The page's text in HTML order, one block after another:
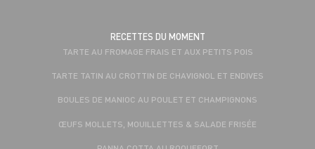
RECETTES DU MOMENT
TARTE AU FROMAGE FRAIS ET AUX PETITS POIS
TARTE TATIN AU CROTTIN DE CHAVIGNOL ET ENDIVES
BOULES DE MANIOC AU POULET ET CHAMPIGNONS
ŒUFS MOLLETS, MOUILLETTES & SALADE FRISÉE